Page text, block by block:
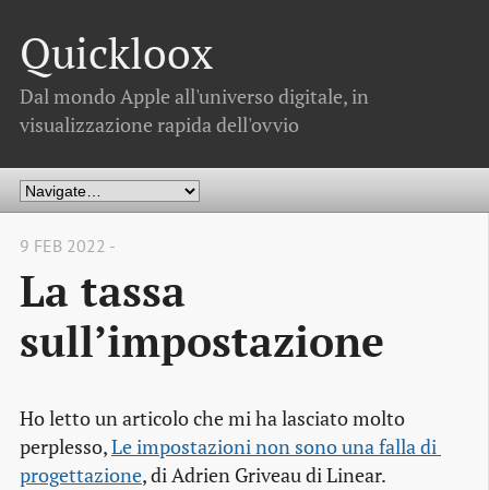
Quickloox
Dal mondo Apple all'universo digitale, in
visualizzazione rapida dell'ovvio
9 FEB 2022 -
La tassa
sull’impostazione
Ho letto un articolo che mi ha lasciato molto
perplesso,Le impostazioni non sono una falla di
progettazione, di Adrien Griveau di Linear.